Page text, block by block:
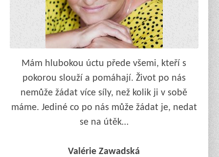
Mám hlubokou úctu přede všemi, kteří s
pokorou slouží a pomáhají. Život po nás
nemůže žádat více síly, než kolik ji v sobě
máme. Jediné co po nás může žádat je, nedat
se na útěk…
Valérie Zawadská